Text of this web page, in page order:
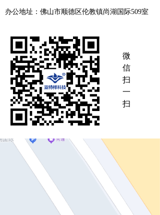
微
信
扫
一
扫
办公地址：佛山市顺德区伦教镇尚湖国际509室